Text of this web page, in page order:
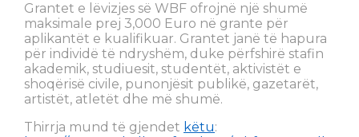
Grantet e lëvizjes së WBF ofrojnë një shumë
maksimale prej 3,000 Euro në grante për
aplikantët e kualifikuar. Grantet janë të hapura
për individë të ndryshëm, duke përfshirë stafin
akademik, studiuesit, studentët, aktivistët e
shoqërisë civile, punonjësit publikë, gazetarët,
artistët, atletët dhe më shumë.
Thirrja mund të gjendet këtu: